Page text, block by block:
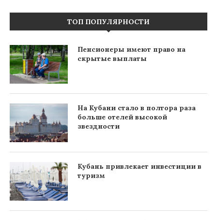
ТОП ПОПУЛЯРНОСТИ
Пенсионеры имеют право на
скрытые выплаты
На Кубани стало в полтора раза
больше отелей высокой
звездности
Кубань привлекает инвестиции в
туризм